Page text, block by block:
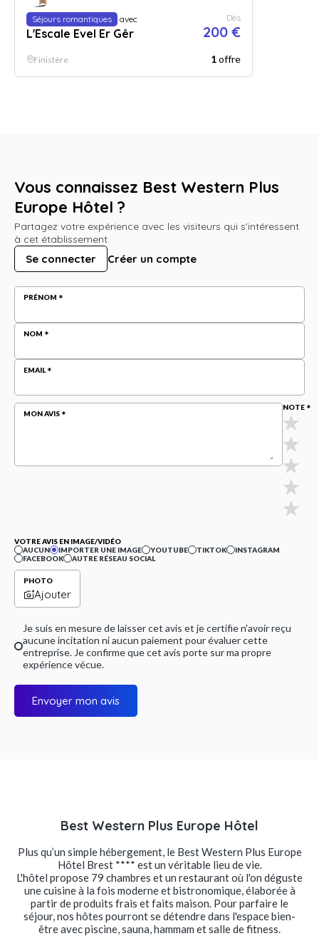
Séjours romantiques avec
L'Escale Evel Er Gêr
Dès
200 €
Finistère 1offre
Vous connaissez Best Western Plus
Europe Hôtel ?
Partagez votre expérience avec les visiteurs qui s'intéressent
à cet établissement.
Se connecter Créer un compte
PRÉNOM
NOM
EMAIL
MON AVIS
NOTE
VOTRE AVIS EN IMAGE/VIDÉO
AUCUN
IMPORTER UNE IMAGE YOUTUBE TIKTOK
INSTAGRAM
FACEBOOK
AUTRE RÉSEAU SOCIAL
PHOTO
Ajouter
Je suis en mesure de laisser cet avis et je certifie n'avoir reçu
aucune incitation ni aucun paiement pour évaluer cette
entreprise. Je confirme que cet avis porte sur ma propre
expérience vécue.
Envoyer mon avis
Best Western Plus Europe Hôtel
Plus qu’un simple hébergement, le Best Western Plus Europe
Hôtel Brest **** est un véritable lieu de vie.
L'hôtel propose 79 chambres et un restaurant où l'on déguste
une cuisine à la fois moderne et bistronomique, élaborée à
partir de produits frais et faits maison. Pour parfaire le
séjour, nos hôtes pourront se détendre dans l'espace bien-
être avec piscine, sauna, hammam et salle de fitness.